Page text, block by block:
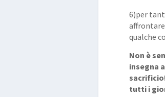
6)per
affrontare
qualche
Non è
insegna
tutti i